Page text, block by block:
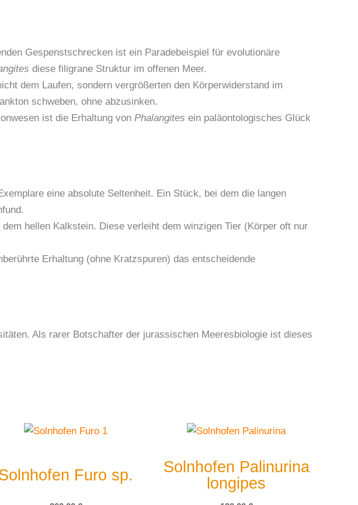
Gespenstschrecken ist ein Paradebeispiel für evolutionäre
diese filigrane Struktur im offenen Meer.
dem Laufen, sondern vergrößerten den Körperwiderstand im
schweben, ohne abzusinken.
ist die Erhaltung von Phalangites ein paläontologisches Glück
eine absolute Seltenheit. Ein Stück, bei dem die langen
hellen Kalkstein. Diese verleiht dem winzigen Tier (Körper oft nur
Erhaltung (ohne Kratzspuren) das entscheidende
Als rarer Botschafter der jurassischen Meeresbiologie ist dieses
Furo sp.
Solnhofen Palinurina
longipes